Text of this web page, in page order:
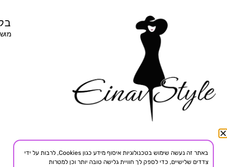
באתר זה נעשה שימוש בטכנולוגיות איסוף מידע כגון Cookies, לרבות על ידי
צדדים שלישיים, כדי לספק לך חוויית גלישה טובה יותר וכן למטרות